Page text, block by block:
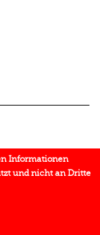
Informationen
und nicht an Dritte